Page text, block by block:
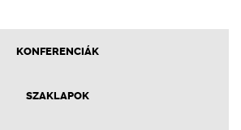
KONFERENCIÁK
SZAKLAPOK